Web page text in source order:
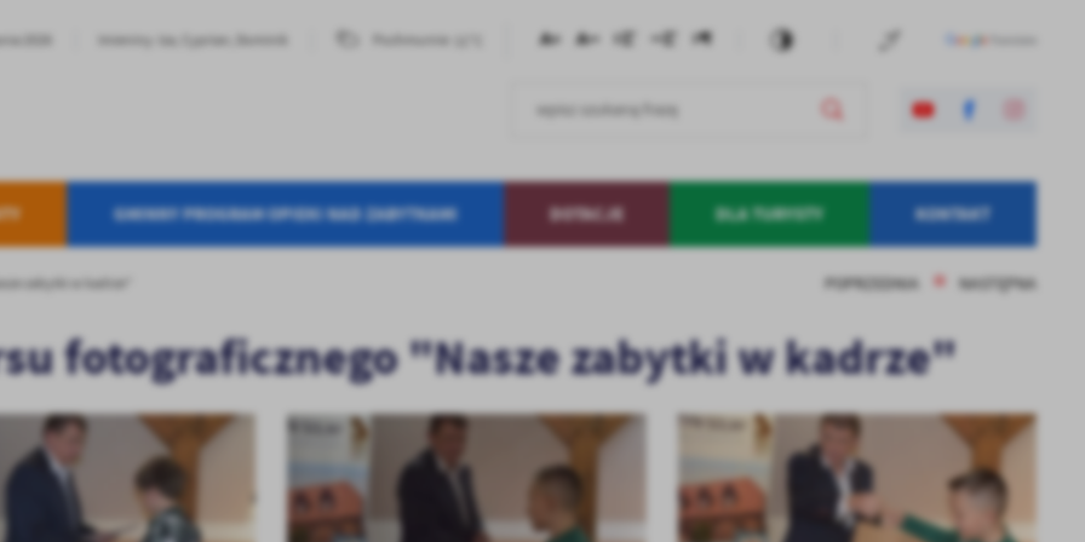
GMINNY PROGRAM OPIEKI NAD ZABYTKAMI DOTACJE DLA TURYSTY KONTAKT
zabytki w kadrze" POPRZEDNIA NASTĘPNA
fotograficznego "Nasze zabytki w kadrze"